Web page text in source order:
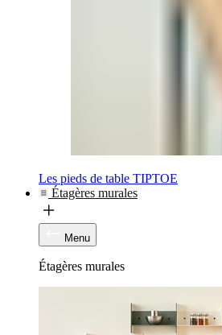
Les pieds de table TIPTOE
Étagères murales
Menu
Étagères murales